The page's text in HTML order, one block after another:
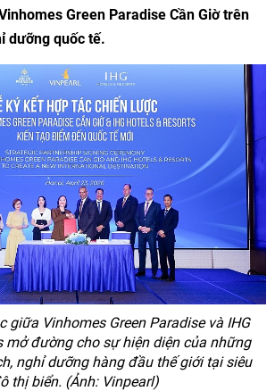
Green Paradise Cần Giờ trên
dưỡng quốc tế.
giữa Vinhomes Green Paradise và IHG
mở đường cho sự hiện diện của những
nghỉ dưỡng hàng đầu thế giới tại siêu
thị biển. (Ảnh: Vinpearl)